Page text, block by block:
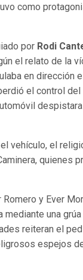
como
por Rodi
el relato de la
en dirección
el control
vehículo, el
quienes
y Ever
una
reiteran el
espejos